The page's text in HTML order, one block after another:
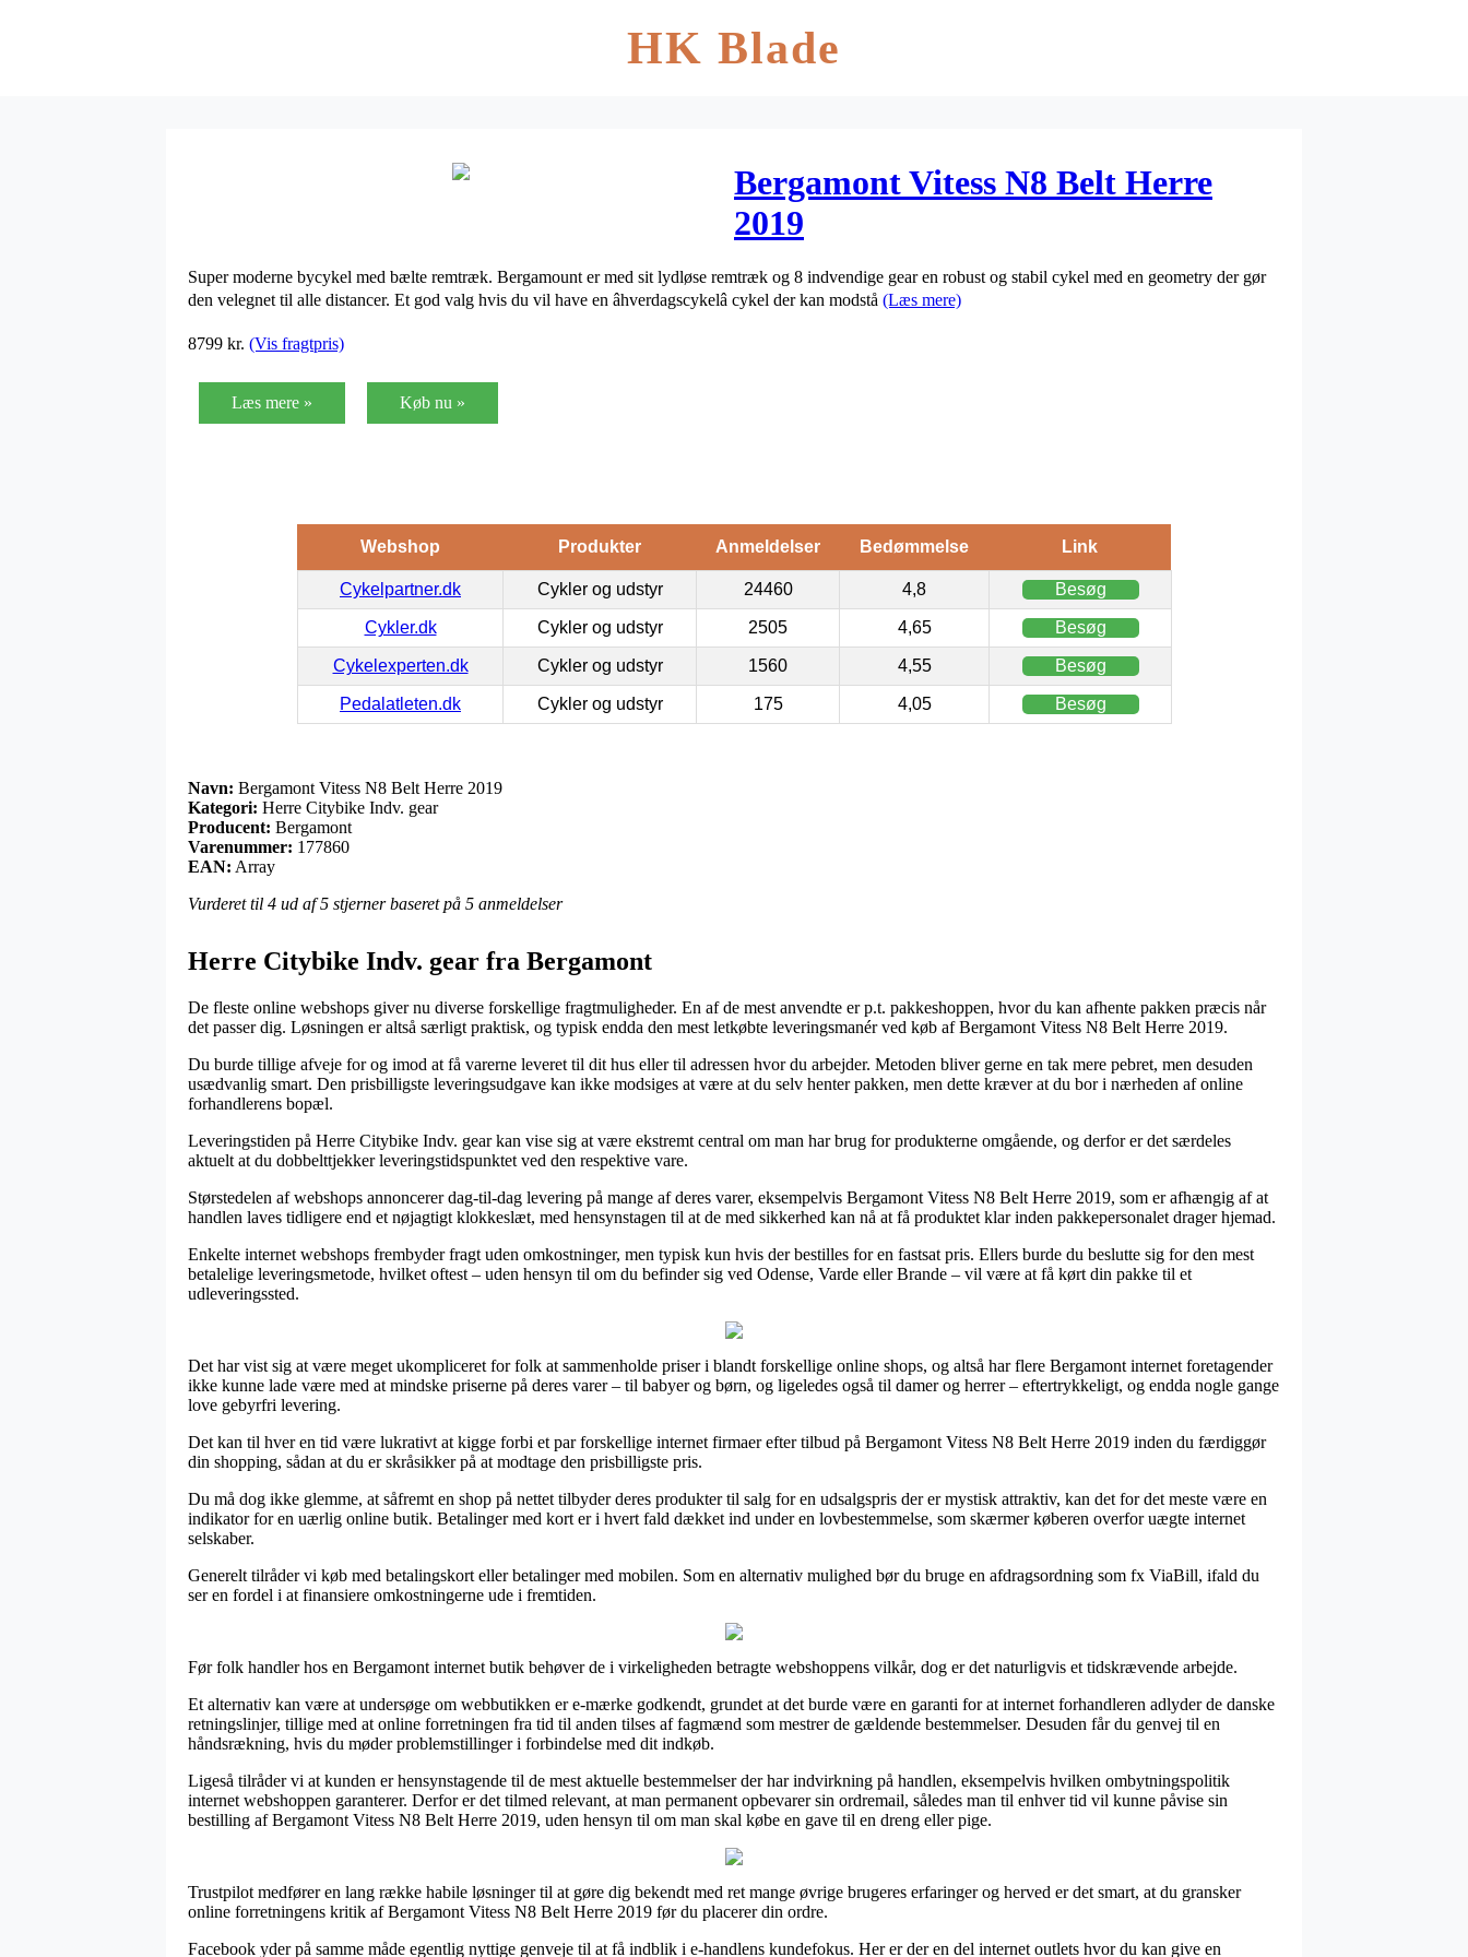
HK Blade
Bergamont Vitess N8 Belt Herre
2019
Super moderne bycykel med bælte remtræk. Bergamount er med sit lydløse remtræk og 8 indvendige gear en robust og stabil cykel med en geometry der gør
den velegnet til alle distancer. Et god valg hvis du vil have en âhverdagscykelâ cykel der kan modstå (Læs mere)
8799 kr. (Vis fragtpris)
Læs mere » Køb nu »
Webshop Produkter Anmeldelser Bedømmelse Link
Cykelpartner.dk Cykler og udstyr 24460 4,8 Besøg
Cykler.dk Cykler og udstyr 2505 4,65 Besøg
Cykelexperten.dk Cykler og udstyr 1560 4,55 Besøg
Pedalatleten.dk Cykler og udstyr 175 4,05 Besøg
Navn: Bergamont Vitess N8 Belt Herre 2019
Kategori: Herre Citybike Indv. gear
Producent: Bergamont
Varenummer: 177860
EAN: Array
Vurderet til 4 ud af 5 stjerner baseret på 5 anmeldelser
Herre Citybike Indv. gear fra Bergamont
De fleste online webshops giver nu diverse forskellige fragtmuligheder. En af de mest anvendte er p.t. pakkeshoppen, hvor du kan afhente pakken præcis når
det passer dig. Løsningen er altså særligt praktisk, og typisk endda den mest letkøbte leveringsmanér ved køb af Bergamont Vitess N8 Belt Herre 2019.
Du burde tillige afveje for og imod at få varerne leveret til dit hus eller til adressen hvor du arbejder. Metoden bliver gerne en tak mere pebret, men desuden
usædvanlig smart. Den prisbilligste leveringsudgave kan ikke modsiges at være at du selv henter pakken, men dette kræver at du bor i nærheden af online
forhandlerens bopæl.
Leveringstiden på Herre Citybike Indv. gear kan vise sig at være ekstremt central om man har brug for produkterne omgående, og derfor er det særdeles
aktuelt at du dobbelttjekker leveringstidspunktet ved den respektive vare.
Størstedelen af webshops annoncerer dag-til-dag levering på mange af deres varer, eksempelvis Bergamont Vitess N8 Belt Herre 2019, som er afhængig af at
handlen laves tidligere end et nøjagtigt klokkeslæt, med hensynstagen til at de med sikkerhed kan nå at få produktet klar inden pakkepersonalet drager hjemad.
Enkelte internet webshops frembyder fragt uden omkostninger, men typisk kun hvis der bestilles for en fastsat pris. Ellers burde du beslutte sig for den mest
betalelige leveringsmetode, hvilket oftest – uden hensyn til om du befinder sig ved Odense, Varde eller Brande – vil være at få kørt din pakke til et
udleveringssted.
Det har vist sig at være meget ukompliceret for folk at sammenholde priser i blandt forskellige online shops, og altså har flere Bergamont internet foretagender
ikke kunne lade være med at mindske priserne på deres varer – til babyer og børn, og ligeledes også til damer og herrer – eftertrykkeligt, og endda nogle gange
love gebyrfri levering.
Det kan til hver en tid være lukrativt at kigge forbi et par forskellige internet firmaer efter tilbud på Bergamont Vitess N8 Belt Herre 2019 inden du færdiggør
din shopping, sådan at du er skråsikker på at modtage den prisbilligste pris.
Du må dog ikke glemme, at såfremt en shop på nettet tilbyder deres produkter til salg for en udsalgspris der er mystisk attraktiv, kan det for det meste være en
indikator for en uærlig online butik. Betalinger med kort er i hvert fald dækket ind under en lovbestemmelse, som skærmer køberen overfor uægte internet
selskaber.
Generelt tilråder vi køb med betalingskort eller betalinger med mobilen. Som en alternativ mulighed bør du bruge en afdragsordning som fx ViaBill, ifald du
ser en fordel i at finansiere omkostningerne ude i fremtiden.
Før folk handler hos en Bergamont internet butik behøver de i virkeligheden betragte webshoppens vilkår, dog er det naturligvis et tidskrævende arbejde.
Et alternativ kan være at undersøge om webbutikken er e-mærke godkendt, grundet at det burde være en garanti for at internet forhandleren adlyder de danske
retningslinjer, tillige med at online forretningen fra tid til anden tilses af fagmænd som mestrer de gældende bestemmelser. Desuden får du genvej til en
håndsrækning, hvis du møder problemstillinger i forbindelse med dit indkøb.
Ligeså tilråder vi at kunden er hensynstagende til de mest aktuelle bestemmelser der har indvirkning på handlen, eksempelvis hvilken ombytningspolitik
internet webshoppen garanterer. Derfor er det tilmed relevant, at man permanent opbevarer sin ordremail, således man til enhver tid vil kunne påvise sin
bestilling af Bergamont Vitess N8 Belt Herre 2019, uden hensyn til om man skal købe en gave til en dreng eller pige.
Trustpilot medfører en lang række habile løsninger til at gøre dig bekendt med ret mange øvrige brugeres erfaringer og herved er det smart, at du gransker
online forretningens kritik af Bergamont Vitess N8 Belt Herre 2019 før du placerer din ordre.
Facebook yder på samme måde egentlig nyttige genveje til at få indblik i e-handlens kundefokus. Her er der en del internet outlets hvor du kan give en